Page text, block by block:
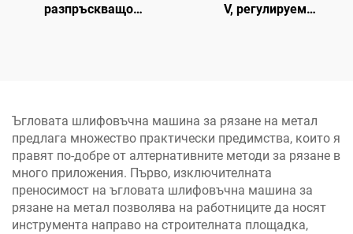
разпръскващо
V, регулируем
Ъгловата шлифовъчна машина за рязане на метал
предлага множество практически предимства, които я
правят по-добре от алтернативните методи за рязане в
много приложения. Първо, изключителната
преносимост на ъгловата шлифовъчна машина за
рязане на метал позволява на работниците да носят
инструмента направо на строителната площадка,